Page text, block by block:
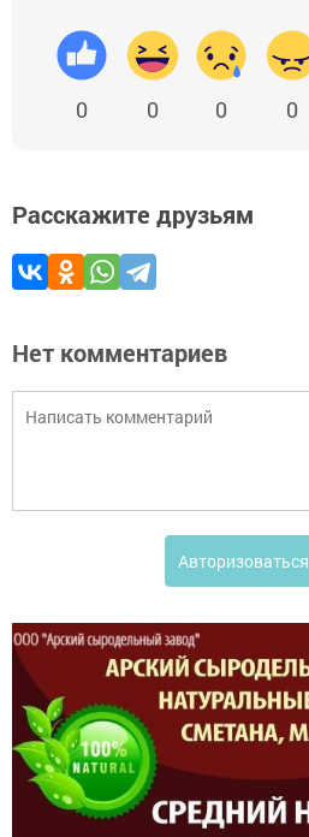
0 0 0 0
Расскажите друзьям
Нет комментариев
Авторизоваться